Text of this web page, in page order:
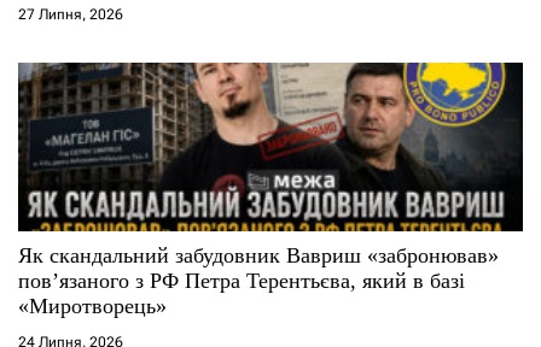
27 Липня, 2026
Як скандальний забудовник Вавриш «забронював»
повʼязаного з РФ Петра Терентьєва, який в базі
«Миротворець»
24 Липня, 2026